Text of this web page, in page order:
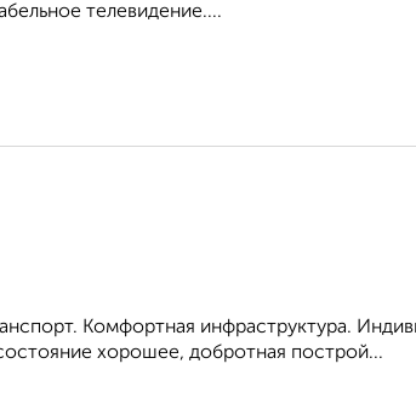
телевидение....
Комфортная инфраструктура.
хорошее, добротная построй...